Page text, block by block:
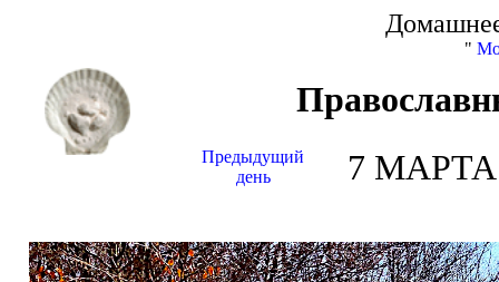
"
Предыдущий
день
7 МАРТА